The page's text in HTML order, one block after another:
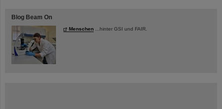
Blog Beam On
Menschen ...hinter GSI und FAIR.